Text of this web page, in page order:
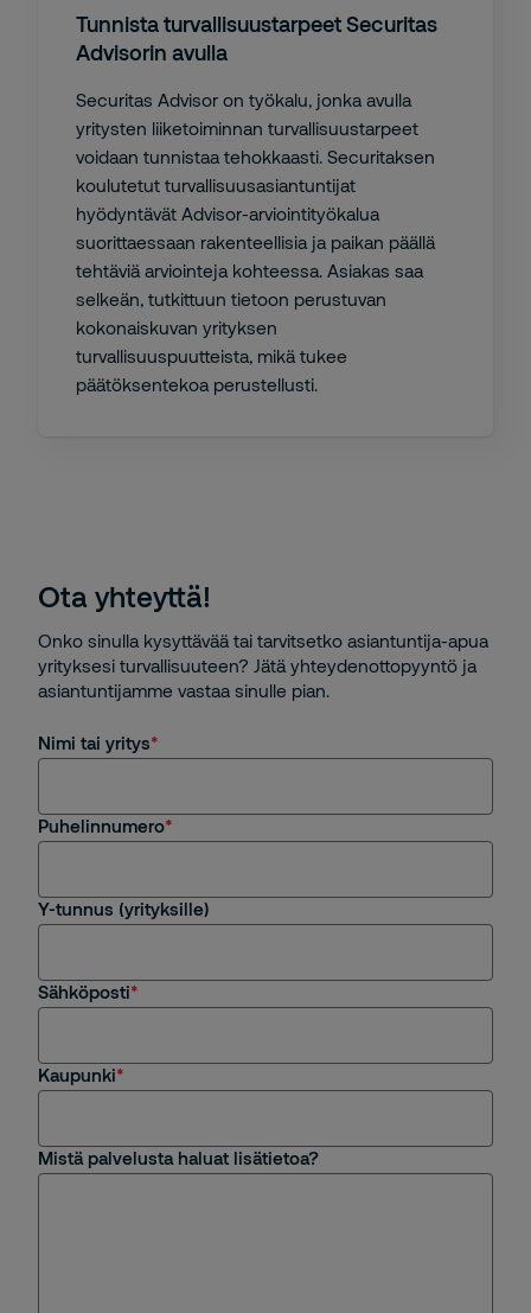
Tunnista turvallisuustarpeet Securitas
Advisorin avulla
Securitas Advisor on työkalu, jonka avulla
yritysten liiketoiminnan turvallisuustarpeet
voidaan tunnistaa tehokkaasti. Securitaksen
koulutetut turvallisuusasiantuntijat
hyödyntävät Advisor-arviointityökalua
suorittaessaan rakenteellisia ja paikan päällä
tehtäviä arviointeja kohteessa. Asiakas saa
selkeän, tutkittuun tietoon perustuvan
kokonaiskuvan yrityksen
turvallisuuspuutteista, mikä tukee
päätöksentekoa perustellusti.
Ota yhteyttä!
Onko sinulla kysyttävää tai tarvitsetko asiantuntija-apua
yrityksesi turvallisuuteen? Jätä yhteydenottopyyntö ja
asiantuntijamme vastaa sinulle pian.
Nimi tai yritys
Puhelinnumero
Y-tunnus (yrityksille)
Sähköposti
Kaupunki
Mistä palvelusta haluat lisätietoa?